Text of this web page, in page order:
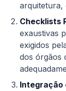
arquitetura,
Checklists
exaustivas
exigidos
dos órgãos
Integração